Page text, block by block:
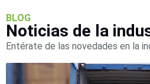
BLOG
Noticias de la
Entérate de las novedades en la